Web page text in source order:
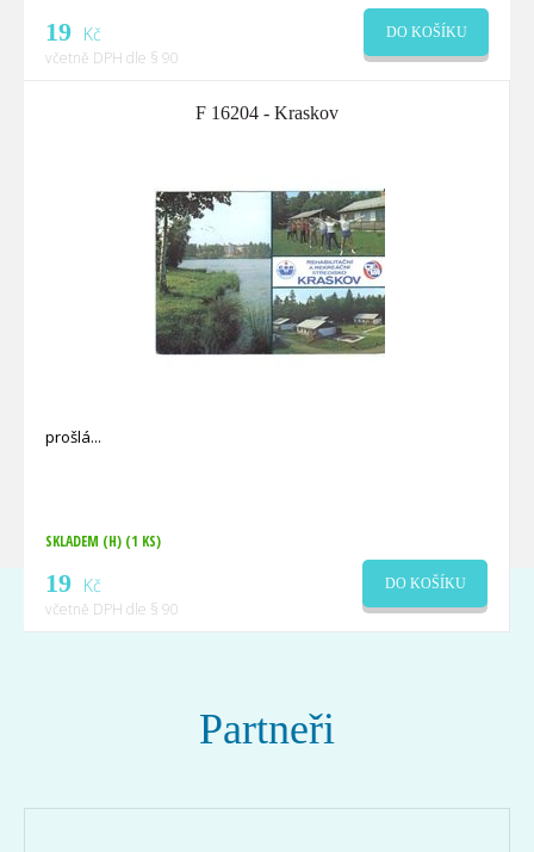
19 Kč
včetně DPH dle § 90
DO KOŠÍKU
F 16204 - Kraskov
prošlá
SKLADEM (H) (1 KS)
19 Kč
včetně DPH dle § 90
DO KOŠÍKU
Partneři